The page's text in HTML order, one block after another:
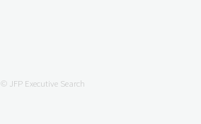
© JFP Executive Search